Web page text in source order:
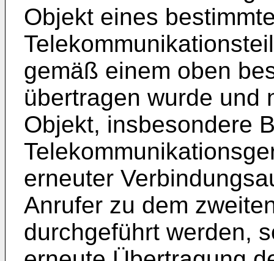
Objekt eines
gemäß einem oben
übertragen wurde und
Objekt, insbesondere
erneuter
Anrufer zu dem
durchgeführt werden,